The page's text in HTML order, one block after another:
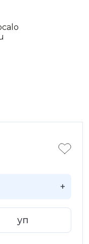
+
уп